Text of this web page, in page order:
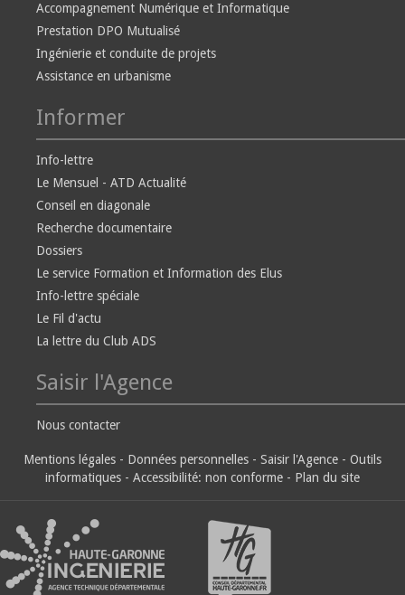
Accompagnement Numérique et Informatique
Prestation DPO Mutualisé
Ingénierie et conduite de projets
Assistance en urbanisme
Informer
Info-lettre
Le Mensuel - ATD Actualité
Conseil en diagonale
Recherche documentaire
Dossiers
Le service Formation et Information des Elus
Info-lettre spéciale
Le Fil d'actu
La lettre du Club ADS
Saisir l'Agence
Nous contacter
Mentions légales - Données personnelles - Saisir l'Agence - Outils
informatiques - Accessibilité: non conforme - Plan du site